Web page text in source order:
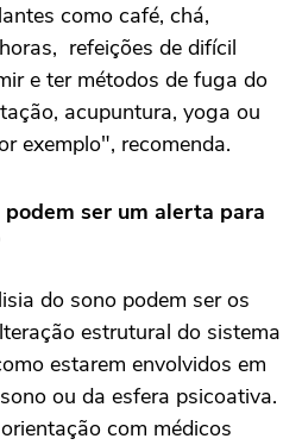
como café, chá,
refeições de difícil
e ter métodos de fuga do
acupuntura, yoga ou
exemplo", recomenda.
ser um alerta para
do sono podem ser os
estrutural do sistema
estarem envolvidos em
ou da esfera psicoativa.
com médicos